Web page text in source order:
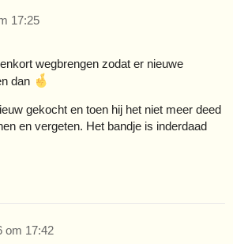
17:25
wegbrengen zodat er nieuwe
dan
gekocht en toen hij het niet meer deed
en vergeten. Het bandje is inderdaad
om 17:42